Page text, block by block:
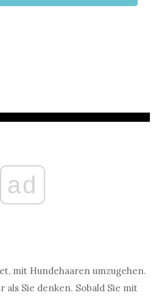
ad
mit Hundehaaren umzugehen.
als Sie denken. Sobald Sie mit